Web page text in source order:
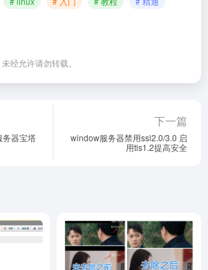
经允许请勿转载。
务器宝塔
下一篇
window服务器禁用ssl2.0/3.0 启
用tls1.2提高安全